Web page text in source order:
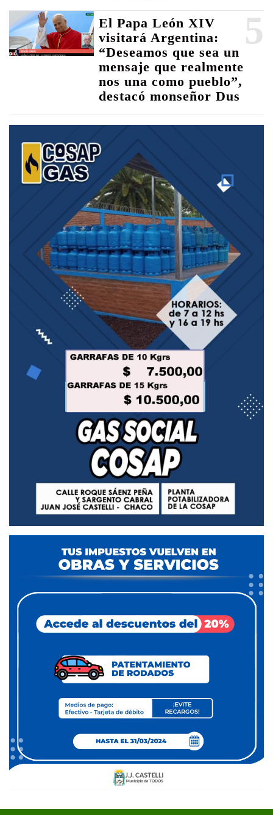
5
El Papa León XIV
visitará Argentina:
“Deseamos que sea un
mensaje que realmente
nos una como pueblo”,
destacó monseñor Dus